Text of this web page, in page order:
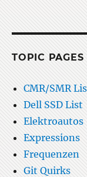
TOPIC PAGES
CMR/SMR
Dell SSD List
Elektroautos
Expressions
Frequenzen
Git Quirks